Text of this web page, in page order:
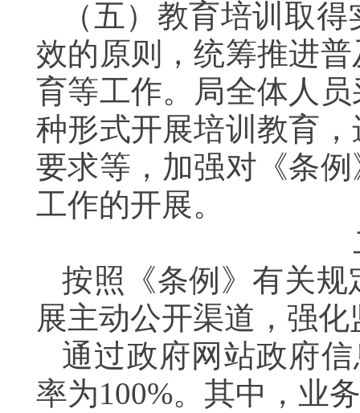
（五）教育培训取
效的原则，统筹推进
育等工作。局全体人
种形式开展培训教育
要求等，加强对《条
工作的开展。
按照《条例》有关
展主动公开渠道，强
通过政府网站政府
率为100%。其中，业